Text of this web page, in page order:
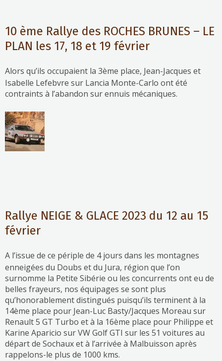
10 ème Rallye des ROCHES BRUNES – LE
PLAN les 17, 18 et 19 février
Alors qu’ils occupaient la 3ème place, Jean-Jacques et
Isabelle Lefebvre sur Lancia Monte-Carlo ont été
contraints à l’abandon sur ennuis mécaniques.
Rallye NEIGE & GLACE 2023 du 12 au 15
février
A l’issue de ce périple de 4 jours dans les montagnes
enneigées du Doubs et du Jura, région que l’on
surnomme la Petite Sibérie ou les concurrents ont eu de
belles frayeurs, nos équipages se sont plus
qu’honorablement distingués puisqu’ils terminent à la
14ème place pour Jean-Luc Basty/Jacques Moreau sur
Renault 5 GT Turbo et à la 16ème place pour Philippe et
Karine Aparicio sur VW Golf GTI sur les 51 voitures au
départ de Sochaux et à l’arrivée à Malbuisson après
rappelons-le plus de 1000 kms.